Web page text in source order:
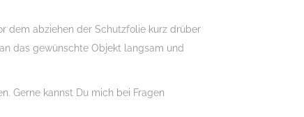
dem abziehen der Schutzfolie kurz drüber
das gewünschte Objekt langsam und
Gerne kannst Du mich bei Fragen